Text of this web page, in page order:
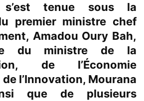
tenue sous la
premier ministre chef
Amadou Oury Bah,
du ministre de la
de l’Économie
l’Innovation, Mourana
que de plusieurs